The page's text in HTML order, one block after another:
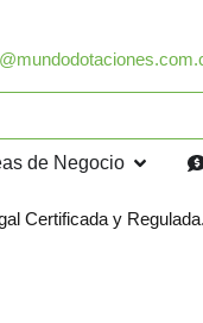
de Negocio
Certificada y Regulada.